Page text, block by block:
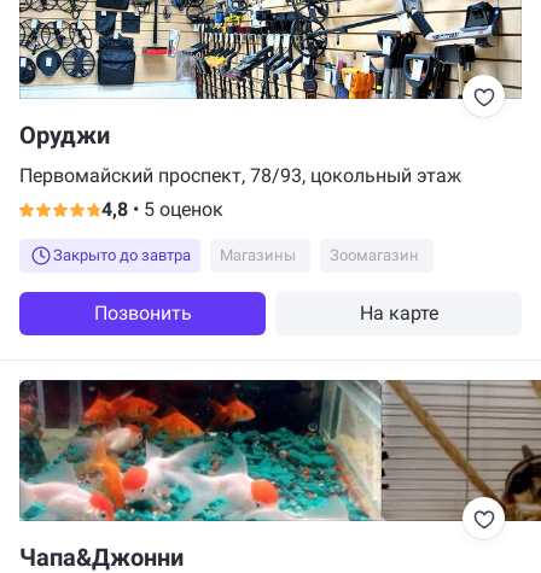
Оруджи
Первомайский проспект, 78/93, цокольный этаж
4,8 • 5 оценок
Закрыто до завтра Магазины Зоомагазин
Позвонить На карте
Чапа&Джонни